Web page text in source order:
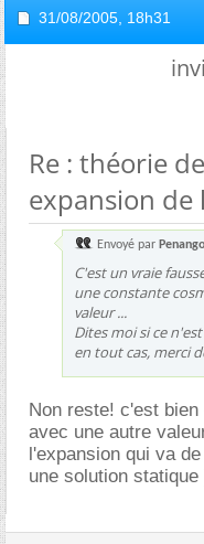
31/08/2005, 18h31
Re : théorie
expansion de
Envoyé par Penangol
C'est un vraie
une constante
valeur ...
Dites moi si ce
en tout cas, merci
Non reste! c'est bien
avec une autre
l'expansion qui va
une solution statique